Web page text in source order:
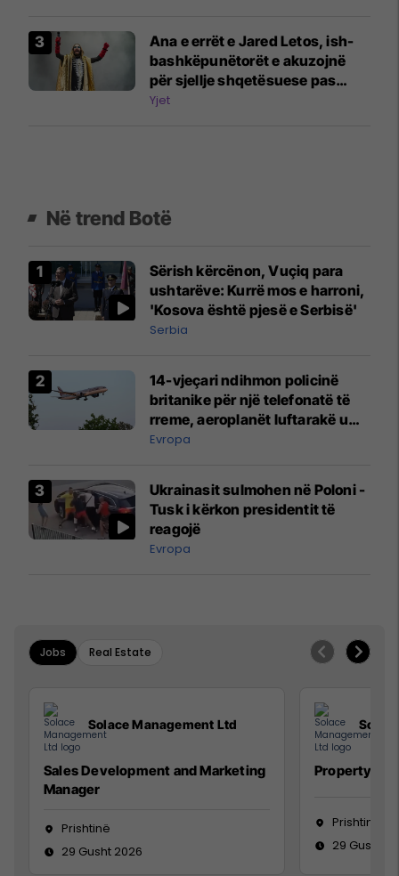
Ana e errët e Jared Letos, ish-
bashkëpunëtorët e akuzojnë
për sjellje shqetësuese pas
kamerave
Yjet
Në trend Botë
Sërish kërcënon, Vuçiq para
ushtarëve: Kurrë mos e harroni,
'Kosova është pjesë e Serbisë'
Serbia
14-vjeçari ndihmon policinë
britanike për një telefonatë të
rreme, aeroplanët luftarakë u
ngritën në ajër për të
Mançesterit
Evropa
Ukrainasit sulmohen në Poloni -
Tusk i kërkon presidentit të
reagojë
Evropa
Jobs Real Estate
Solace Management Ltd
Sales Development and Marketing
Manager
Prishtinë
29 Gusht 2026
Property
Prishtinë
29 Gusht